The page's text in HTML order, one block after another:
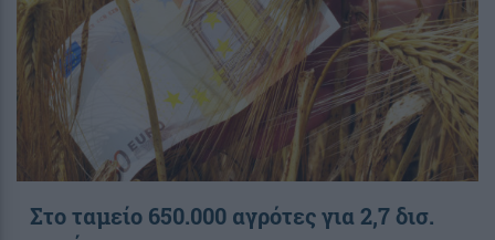
Στο ταμείο 650.000 αγρότες για 2,7 δισ.